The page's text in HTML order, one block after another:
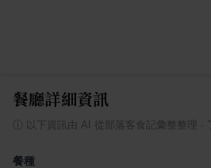
餐廳詳細資訊
以下資訊由 AI 從部落客食記彙整整理
餐種